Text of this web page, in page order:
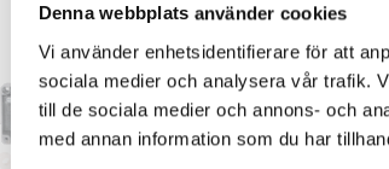
Denna webbplats använder cookies
Vi använder enhetsidentifierare för att
sociala medier och analysera vår trafik.
till de sociala medier och annons- och
med annan information som du har